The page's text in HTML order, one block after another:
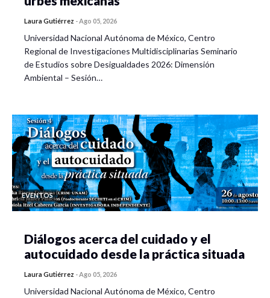
Laura Gutiérrez -Ago 05, 2026
Universidad Nacional Autónoma de México, Centro
Regional de Investigaciones Multidisciplinarias Seminario
de Estudios sobre Desigualdades 2026: Dimensión
Ambiental – Sesión…
EVENTOS
Diálogos acerca del cuidado y el
autocuidado desde la práctica situada
Laura Gutiérrez -Ago 05, 2026
Universidad Nacional Autónoma de México, Centro